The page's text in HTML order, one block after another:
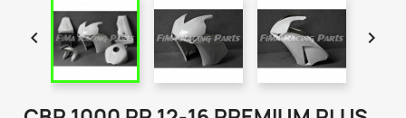
 